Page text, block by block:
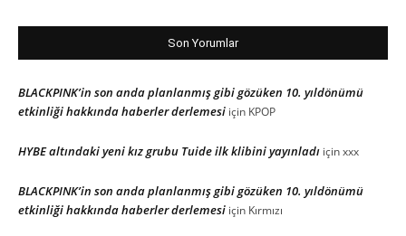
Son Yorumlar
BLACKPINK’in son anda planlanmış gibi gözüken 10. yıldönümü
etkinliği hakkında haberler derlemesi için KPOP
HYBE altındaki yeni kız grubu Tuide ilk klibini yayınladı içinxxx
BLACKPINK’in son anda planlanmış gibi gözüken 10. yıldönümü
etkinliği hakkında haberler derlemesi için Kırmızı